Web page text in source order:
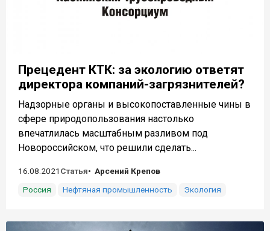
Прецедент КТК: за экологию ответят
директора компаний-загрязнителей?
Надзорные органы и высокопоставленные чины в
сфере природопользования настолько
впечатлилась масштабным разливом под
Новороссийском, что решили сделать...
16.08.2021 Статья
Арсений Крепов
Россия
Нефтяная промышленность Экология